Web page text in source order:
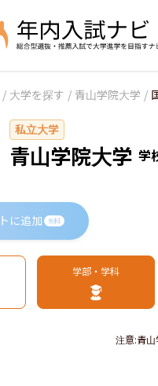
/ 大学を探す / 青山学院大学 /
私立大学
青山学院大学 学
に追加 無料
学部・学科
注意:青